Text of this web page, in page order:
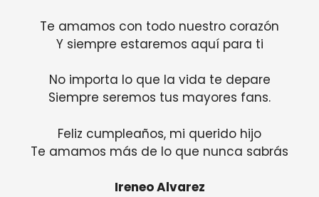
Te amamos con todo nuestro corazón
Y siempre estaremos aquí para ti
No importa lo que la vida te depare
Siempre seremos tus mayores fans.
Feliz cumpleaños, mi querido hijo
Te amamos más de lo que nunca sabrás
Ireneo Alvarez